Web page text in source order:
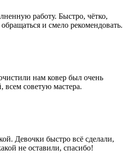
работу. Быстро, чётко,
и смело рекомендовать.
нам ковер был очень
всем советую мастера.
Девочки быстро всё сделали,
не оставили, спасибо!